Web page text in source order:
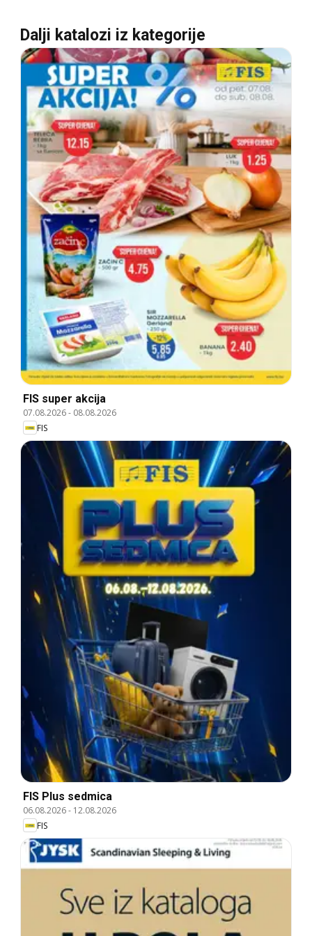
Dalji katalozi iz kategorije
FIS super akcija
07.08.2026- 08.08.2026
FIS
FIS Plus sedmica
06.08.2026- 12.08.2026
FIS